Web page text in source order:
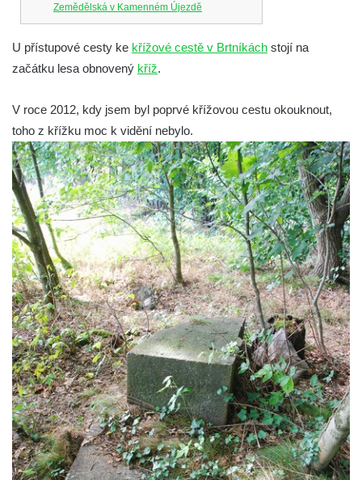
Zemědělská v Kamenném Újezdě
v Kamenném Újezdě
Kříž na křižovatce ulic 5. května a Dělnická
Kříž v Dělnické ulici v Kamenném Újezdě
Boží muka na křižovatce ulic Latrán a K
Malší ve Velešíně
Centrální kříž hřbitova ve Velešíně
Kříž u kostela svatého Václava ve Velešíně
Kříž u brány na hřbitov ve Velešíně
Kříž na zahradě domu čp. 127 v Římově
Kříž u fary v Římově
Kříž u lípy Jana Gurreho v Římově
Boží muka u hřbitova v Římově
Centrální kříž hřbitova v Římově
Kříž na návsi v Dolním Třeboníně
Kříž poblíž domu čp. 169 v Plavu
Kříž na návsi v Plavu
Boží muka v Plavu
U přístupové cesty ke křížové cestě v Brtníkách stojí na
začátku lesa obnovený kříž.
V roce 2012, kdy jsem byl poprvé křížovou cestu okouknout,
toho z křížku moc k vidění nebylo.